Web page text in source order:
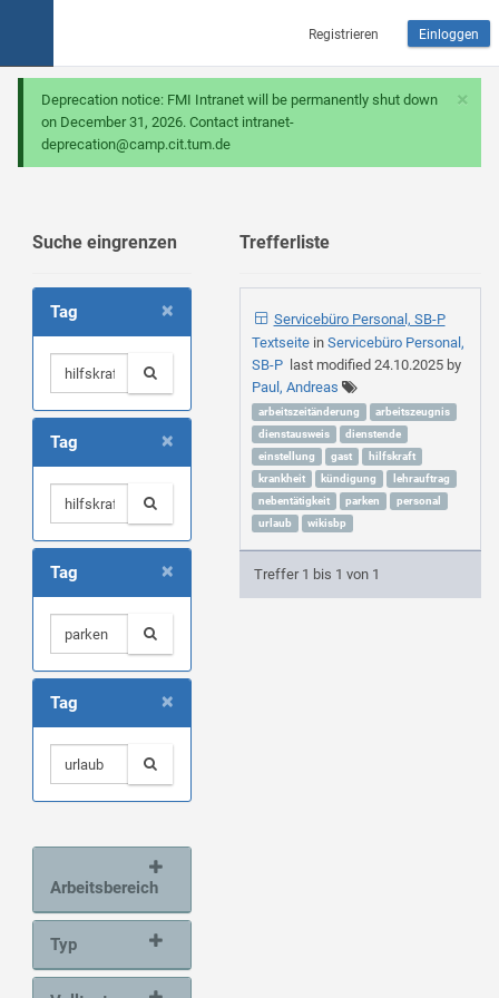
Registrieren Einloggen
×
Deprecation notice: FMI Intranet will be permanently shut down
on December 31, 2026. Contact intranet-
deprecation@camp.cit.tum.de
Suche eingrenzen
×
Tag
×
Tag
×
Tag
×
Tag
Arbeitsbereich
Typ
Trefferliste
Servicebüro Personal, SB-P
Textseite in Servicebüro Personal,
SB-Plast modified 24.10.2025by
Paul, Andreas
arbeitszeitänderung
arbeitszeugnis
dienstausweis
dienstende
einstellung
gast
hilfskraft
krankheit
kündigung
lehrauftrag
nebentätigkeit
parken
personal
urlaub
wikisbp
Treffer 1 bis 1 von 1